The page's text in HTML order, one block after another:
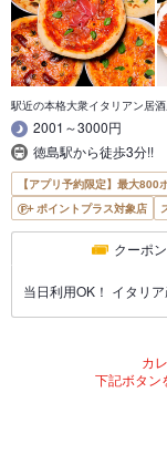
駅近の本格大衆イタリアン居
2001～3000円
徳島駅から徒歩3分!!
【アプリ予約限定】最大800
ポイントプラス対象店
クーポン
当日利用OK！ イタリ
カ
下記ボタン